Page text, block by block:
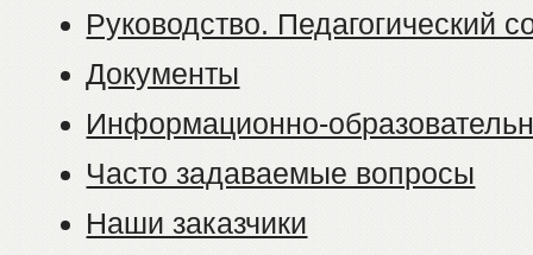
Руководство. Педагогический
Документы
Информационно-
Часто задаваемые вопросы
Наши заказчики